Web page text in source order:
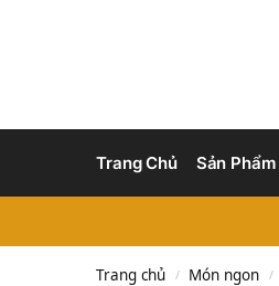
Trang Chủ Sản Phẩm
Trang chủ / Món ngon /